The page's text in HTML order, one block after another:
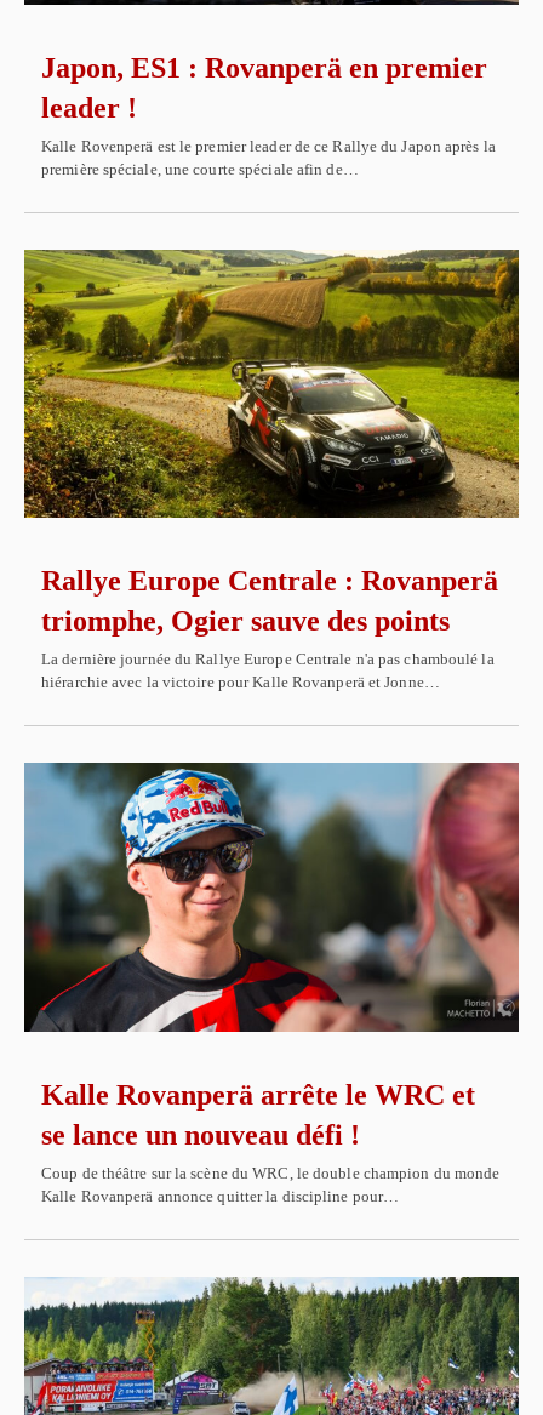
Japon, ES1 : Rovanperä en premier
leader !
Kalle Rovenperä est le premier leader de ce Rallye du Japon après la
première spéciale, une courte spéciale afin de…
Rallye Europe Centrale : Rovanperä
triomphe, Ogier sauve des points
La dernière journée du Rallye Europe Centrale n'a pas chamboulé la
hiérarchie avec la victoire pour Kalle Rovanperä et Jonne…
Kalle Rovanperä arrête le WRC et
se lance un nouveau défi !
Coup de théâtre sur la scène du WRC, le double champion du monde
Kalle Rovanperä annonce quitter la discipline pour…